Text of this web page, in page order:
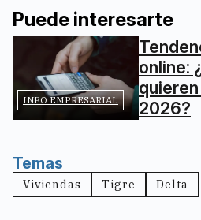
Puede interesarte
INFO EMPRESARIAL
online:
2026?
Temas
Viviendas Tigre Delta